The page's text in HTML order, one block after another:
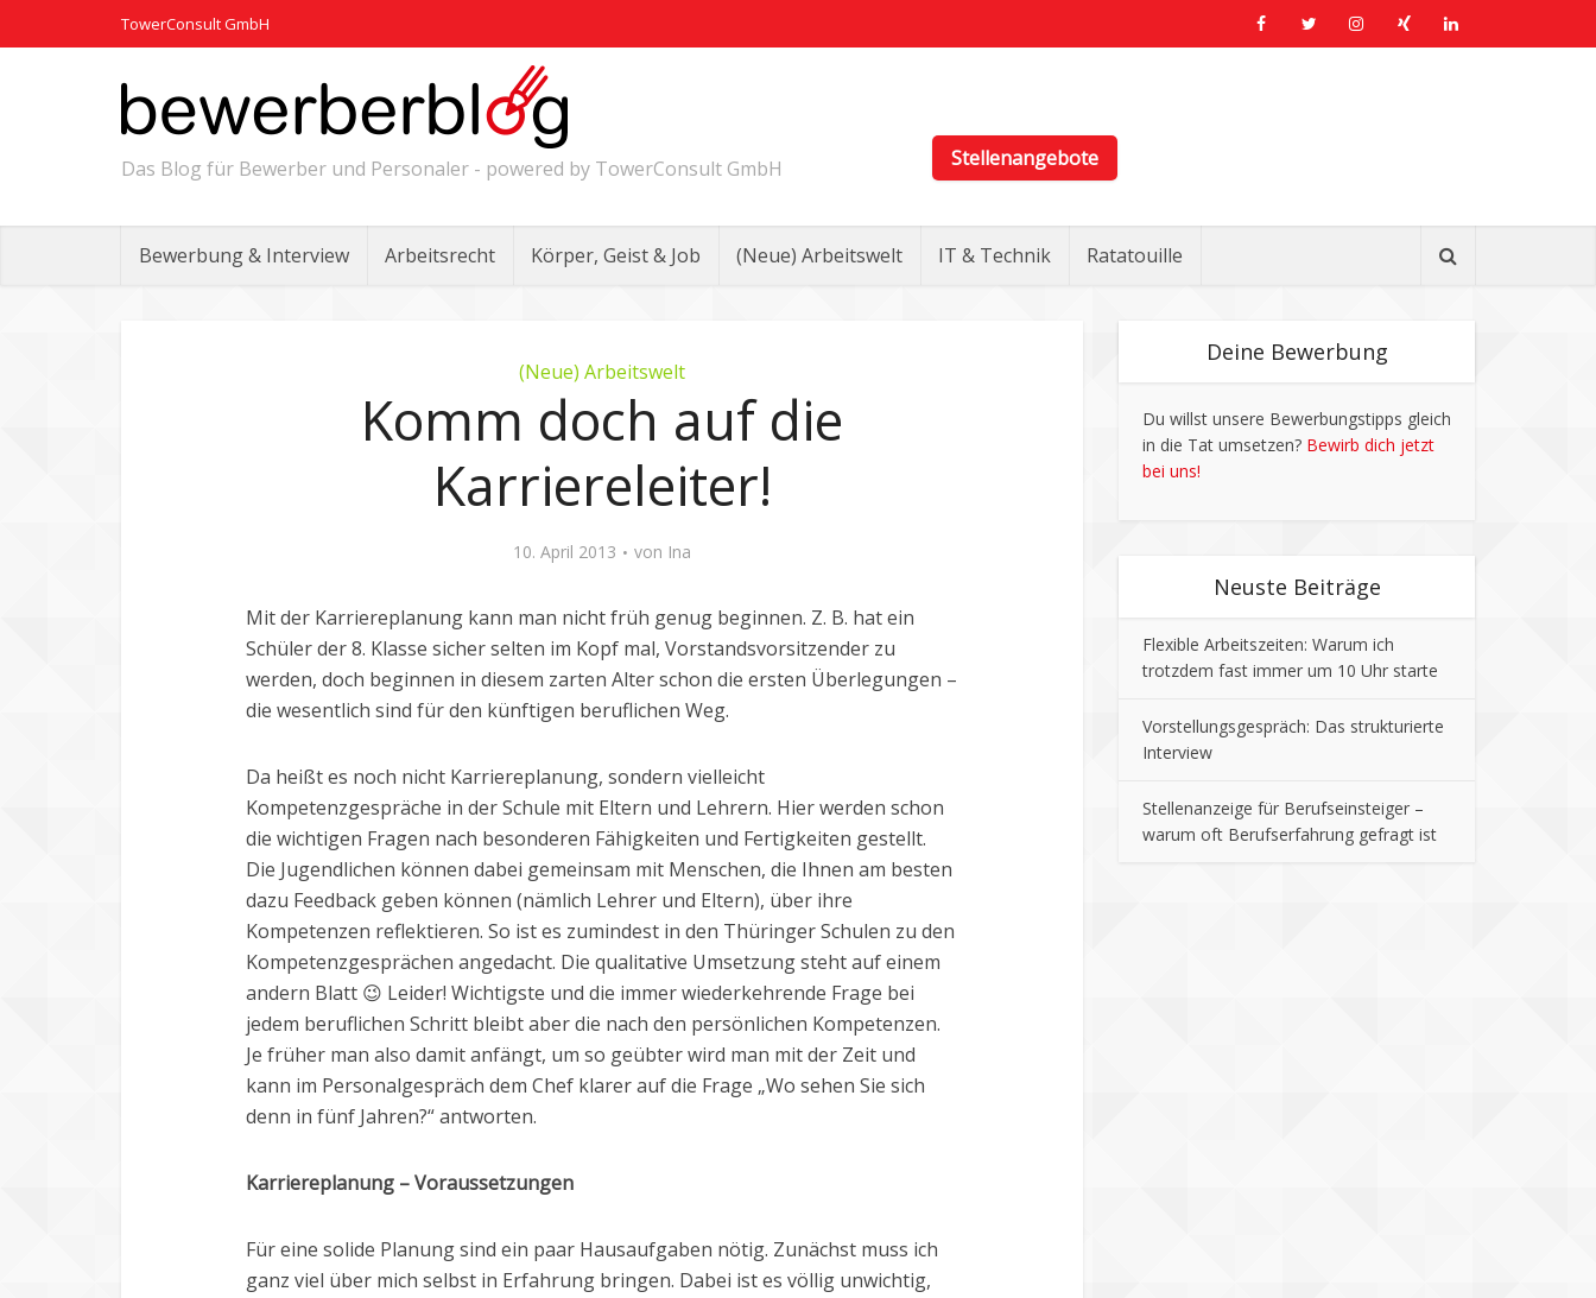
TowerConsult GmbH
Das Blog für Bewerber und Personaler - powered by TowerConsult GmbH
Bewerbung & Interview Arbeitsrecht Körper, Geist & Job (Neue) Arbeitswelt IT & Technik Ratatouille
Stellenangebote
(Neue) Arbeitswelt
Komm doch auf die
Karriereleiter!
10. April 2013 von Ina
Mit der Karriereplanung kann man nicht früh genug beginnen. Z. B. hat ein
Schüler der 8. Klasse sicher selten im Kopf mal, Vorstandsvorsitzender zu
werden, doch beginnen in diesem zarten Alter schon die ersten Überlegungen –
die wesentlich sind für den künftigen beruflichen Weg.
Da heißt es noch nicht Karriereplanung, sondern vielleicht
Kompetenzgespräche in der Schule mit Eltern und Lehrern. Hier werden schon
die wichtigen Fragen nach besonderen Fähigkeiten und Fertigkeiten gestellt.
Die Jugendlichen können dabei gemeinsam mit Menschen, die Ihnen am besten
dazu Feedback geben können (nämlich Lehrer und Eltern), über ihre
Kompetenzen reflektieren. So ist es zumindest in den Thüringer Schulen zu den
Kompetenzgesprächen angedacht. Die qualitative Umsetzung steht auf einem
andern Blatt 😉 Leider! Wichtigste und die immer wiederkehrende Frage bei
jedem beruflichen Schritt bleibt aber die nach den persönlichen Kompetenzen.
Je früher man also damit anfängt, um so geübter wird man mit der Zeit und
kann im Personalgespräch dem Chef klarer auf die Frage „Wo sehen Sie sich
denn in fünf Jahren?“ antworten.
Karriereplanung – Voraussetzungen
Für eine solide Planung sind ein paar Hausaufgaben nötig. Zunächst muss ich
ganz viel über mich selbst in Erfahrung bringen. Dabei ist es völlig unwichtig,
Deine Bewerbung
Du willst unsere Bewerbungstipps gleich
in die Tat umsetzen? Bewirb dich jetzt
bei uns!
Neuste Beiträge
Flexible Arbeitszeiten: Warum ich
trotzdem fast immer um 10 Uhr starte
Vorstellungsgespräch: Das strukturierte
Interview
Stellenanzeige für Berufseinsteiger –
warum oft Berufserfahrung gefragt ist